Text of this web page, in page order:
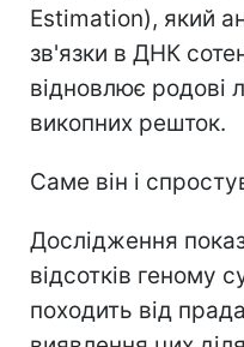
Estimation), який
зв'язки в ДНК
відновлює родові
викопних решток.
Саме він і
Дослідження
відсотків геному
походить від